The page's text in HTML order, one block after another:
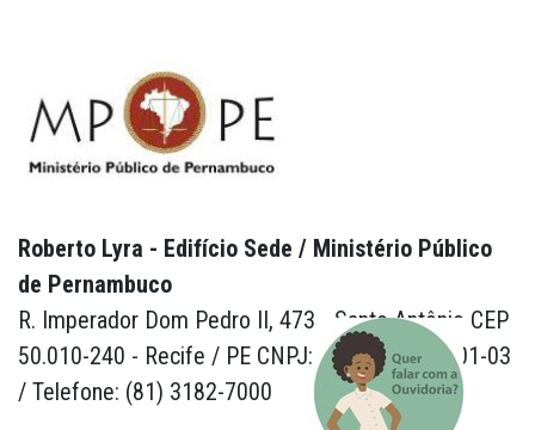
Roberto Lyra - Edifício Sede / Ministério Público
de Pernambuco
R. Imperador Dom Pedro II, 473 - Santo Antônio CEP
50.010-240 - Recife / PE CNPJ: 24.417.065/0001-03
/ Telefone: (81) 3182-7000